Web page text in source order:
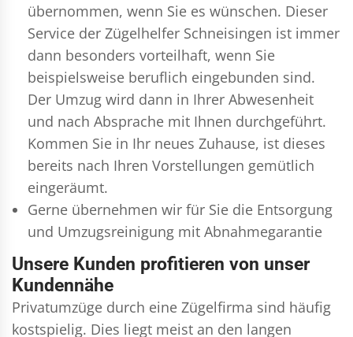
übernommen, wenn Sie es wünschen. Dieser
Service der Zügelhelfer Schneisingen ist immer
dann besonders vorteilhaft, wenn Sie
beispielsweise beruflich eingebunden sind.
Der Umzug wird dann in Ihrer Abwesenheit
und nach Absprache mit Ihnen durchgeführt.
Kommen Sie in Ihr neues Zuhause, ist dieses
bereits nach Ihren Vorstellungen gemütlich
eingeräumt.
Gerne übernehmen wir für Sie die Entsorgung
und Umzugsreinigung mit Abnahmegarantie
Unsere Kunden profitieren von unser
Kundennähe
Privatumzüge durch eine Zügelfirma sind häufig
kostspielig. Dies liegt meist an den langen